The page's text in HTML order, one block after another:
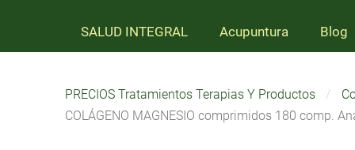
SALUD INTEGRAL Acupuntura Blog
PRECIOS Tratamientos Terapias Y Productos
COLÁGENO MAGNESIO comprimidos 180 comp.